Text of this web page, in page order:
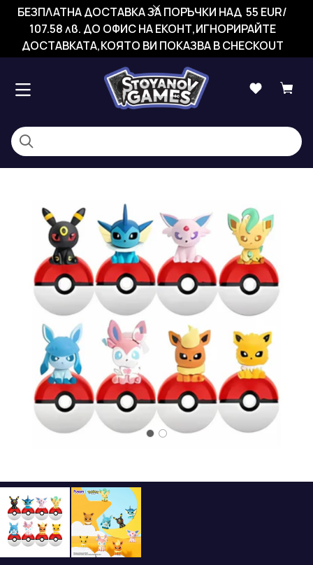
БЕЗПЛАТНА ДОСТАВКА ЗА ПОРЪЧКИ НАД 55 EUR/
107.58 лв. ДО ОФИС НА ЕКОНТ,ИГНОРИРАЙТЕ
ДОСТАВКАТА,КОЯТО ВИ ПОКАЗВА В CHECKOUT